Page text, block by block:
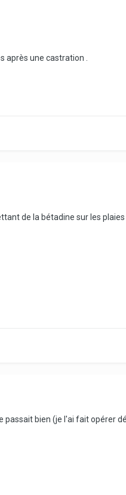
après une castration .
de la bétadine sur les plaies
passait bien (je l'ai fait opérer